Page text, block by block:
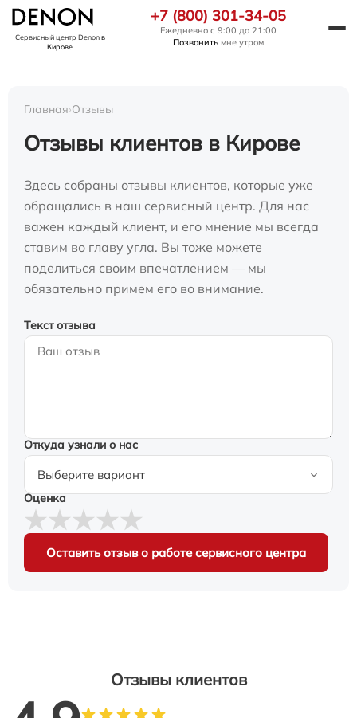
Сервисный центр Denonв
Кирове
+7 (800) 301-34-05
Ежедневно с 9:00 до 21:00
Позвонить мне утром
Главная›Отзывы
Отзывы клиентов в Кирове
Здесь собраны отзывы клиентов, которые уже
обращались в наш сервисный центр. Для нас
важен каждый клиент, и его мнение мы всегда
ставим во главу угла. Вы тоже можете
поделиться своим впечатлением — мы
обязательно примем его во внимание.
Текст отзыва
Откуда узнали о нас
Оценка
Оставить отзыв о работе сервисного центра
Отзывы клиентов